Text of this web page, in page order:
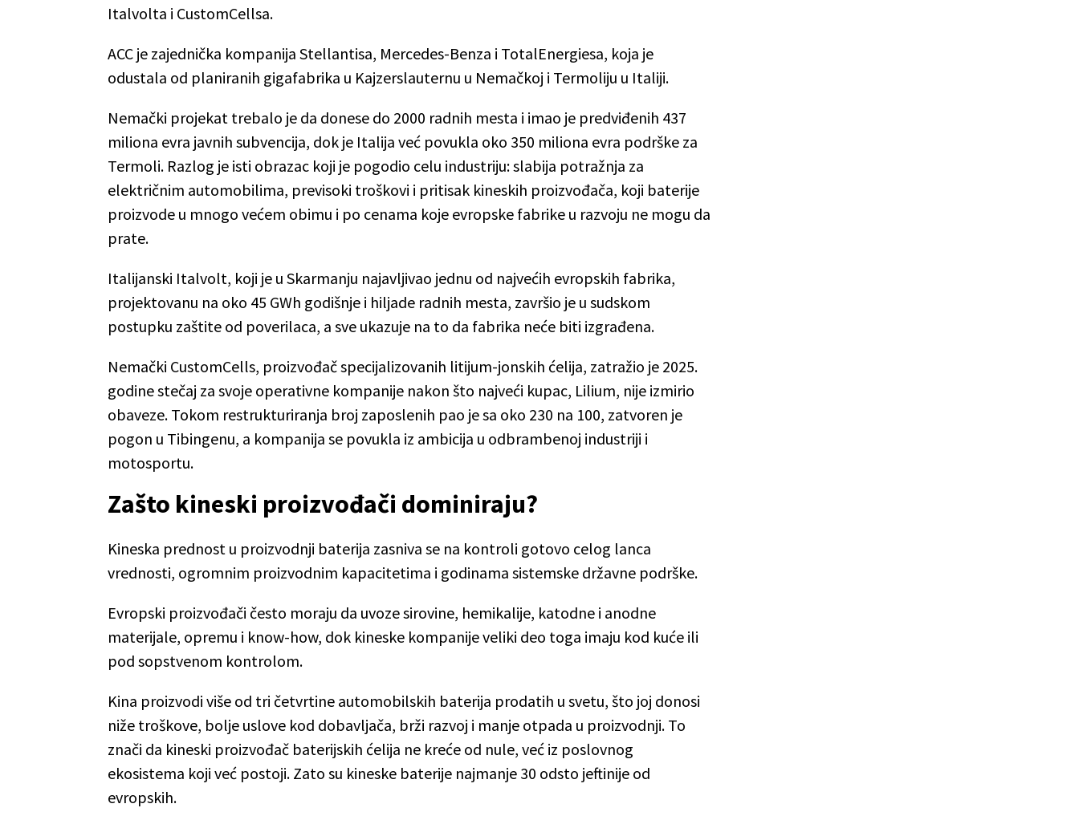
Italvolta i CustomCellsa.
ACC je zajednička kompanija Stellantisa, Mercedes-Benza i TotalEnergiesa, koja je
odustala od planiranih gigafabrika u Kajzerslauternu u Nemačkoj i Termoliju u Italiji.
Nemački projekat trebalo je da donese do 2000 radnih mesta i imao je predviđenih 437
miliona evra javnih subvencija, dok je Italija već povukla oko 350 miliona evra podrške za
Termoli. Razlog je isti obrazac koji je pogodio celu industriju: slabija potražnja za
električnim automobilima, previsoki troškovi i pritisak kineskih proizvođača, koji baterije
proizvode u mnogo većem obimu i po cenama koje evropske fabrike u razvoju ne mogu da
prate.
Italijanski Italvolt, koji je u Skarmanju najavljivao jednu od najvećih evropskih fabrika,
projektovanu na oko 45 GWh godišnje i hiljade radnih mesta, završio je u sudskom
postupku zaštite od poverilaca, a sve ukazuje na to da fabrika neće biti izgrađena.
Nemački CustomCells, proizvođač specijalizovanih litijum-jonskih ćelija, zatražio je 2025.
godine stečaj za svoje operativne kompanije nakon što najveći kupac, Lilium, nije izmirio
obaveze. Tokom restrukturiranja broj zaposlenih pao je sa oko 230 na 100, zatvoren je
pogon u Tibingenu, a kompanija se povukla iz ambicija u odbrambenoj industriji i
motosportu.
Zašto kineski proizvođači dominiraju?
Kineska prednost u proizvodnji baterija zasniva se na kontroli gotovo celog lanca
vrednosti, ogromnim proizvodnim kapacitetima i godinama sistemske državne podrške.
Evropski proizvođači često moraju da uvoze sirovine, hemikalije, katodne i anodne
materijale, opremu i know-how, dok kineske kompanije veliki deo toga imaju kod kuće ili
pod sopstvenom kontrolom.
Kina proizvodi više od tri četvrtine automobilskih baterija prodatih u svetu, što joj donosi
niže troškove, bolje uslove kod dobavljača, brži razvoj i manje otpada u proizvodnji. To
znači da kineski proizvođač baterijskih ćelija ne kreće od nule, već iz poslovnog
ekosistema koji već postoji. Zato su kineske baterije najmanje 30 odsto jeftinije od
evropskih.